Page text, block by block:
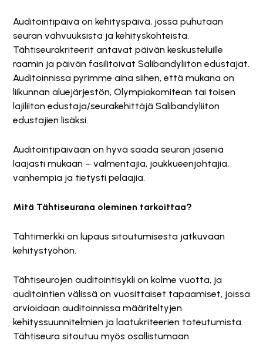
Auditointipäivä on kehityspäivä, jossa puhutaan
seuran vahvuuksista ja kehityskohteista.
Tähtiseurakriteerit antavat päivän keskusteluille
raamin ja päivän fasilitoivat Salibandyliiton edustajat.
Auditoinnissa pyrimme aina siihen, että mukana on
liikunnan aluejärjestön, Olympiakomitean tai toisen
lajiliiton edustaja/seurakehittäjä Salibandyliiton
edustajien lisäksi.
Auditointipäivään on hyvä saada seuran jäseniä
laajasti mukaan – valmentajia, joukkueenjohtajia,
vanhempia ja tietysti pelaajia.
Mitä Tähtiseurana oleminen tarkoittaa?
Tähtimerkki on lupaus sitoutumisesta jatkuvaan
kehitystyöhön.
Tähtiseurojen auditointisykli on kolme vuotta, ja
auditointien välissä on vuosittaiset tapaamiset, joissa
arvioidaan auditoinnissa määriteltyjen
kehityssuunnitelmien ja laatukriteerien toteutumista.
Tähtiseura sitoutuu myös osallistumaan